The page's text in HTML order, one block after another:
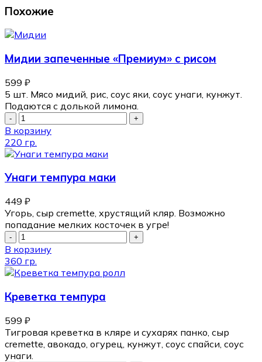
Похожие
Мидии запеченные «Премиум» с рисом
599 ₽
5 шт. Мясо мидий, рис, соус яки, соус унаги, кунжут.
Подаются с долькой лимона.
В корзину
220 гр.
Унаги темпура маки
449 ₽
Угорь, сыр cremette, хрустящий кляр. Возможно
попадание мелких косточек в угре!
В корзину
360 гр.
Креветка темпура
599 ₽
Тигровая креветка в кляре и сухарях панко, сыр
cremette, авокадо, огурец, кунжут, соус спайси, соус
унаги.